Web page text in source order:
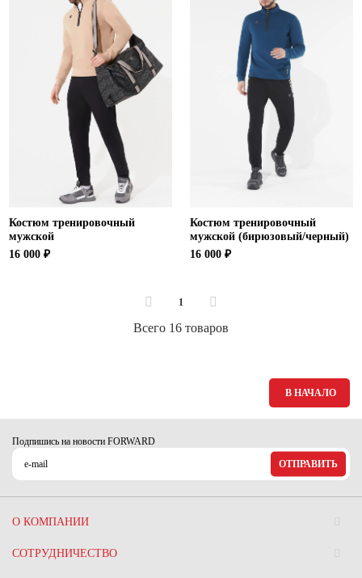
Костюм тренировочный
мужской
16 000 ₽
Костюм тренировочный
мужской (бирюзовый/черный)
16 000 ₽
1
Всего 16 товаров
В НАЧАЛО
Подпишись на новости FORWARD
ОТПРАВИТЬ
О КОМПАНИИ
СОТРУДНИЧЕСТВО